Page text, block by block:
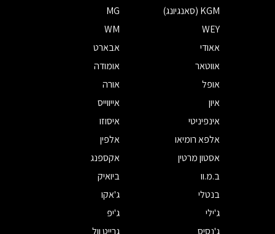
KGM (סאנגיונג)
MG
WEY
WM
אאודי
אבארט
אווטאר
אומודה
אופל
אורה
איון
אייווייס
אינפיניטי
איסוזו
אלפא רומיאו
אלפין
אסטון מרטין
אקספנג
ב.מ.וו
ביואיק
בנטלי
ג'אקו
ג'ילי
ג'יפ